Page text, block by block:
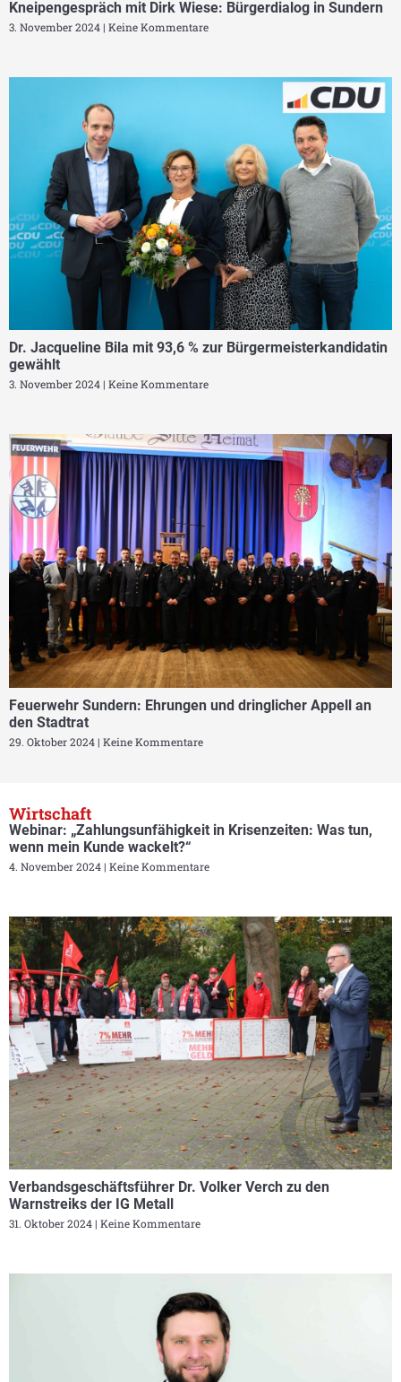
Kneipengespräch mit Dirk Wiese: Bürgerdialog in Sundern
3. November 2024 Keine Kommentare
Dr. Jacqueline Bila mit 93,6 % zur Bürgermeisterkandidatin
gewählt
3. November 2024 Keine Kommentare
Feuerwehr Sundern: Ehrungen und dringlicher Appell an
den Stadtrat
29. Oktober 2024 Keine Kommentare
Wirtschaft
Webinar: „Zahlungsunfähigkeit in Krisenzeiten: Was tun,
wenn mein Kunde wackelt?“
4. November 2024 Keine Kommentare
Verbandsgeschäftsführer Dr. Volker Verch zu den
Warnstreiks der IG Metall
31. Oktober 2024 Keine Kommentare